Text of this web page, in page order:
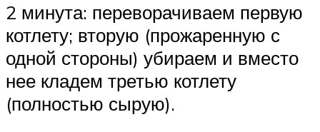
2 минута: переворачиваем первую
котлету; вторую (прожаренную с
одной стороны) убираем и вместо
нее кладем третью котлету
(полностью сырую).